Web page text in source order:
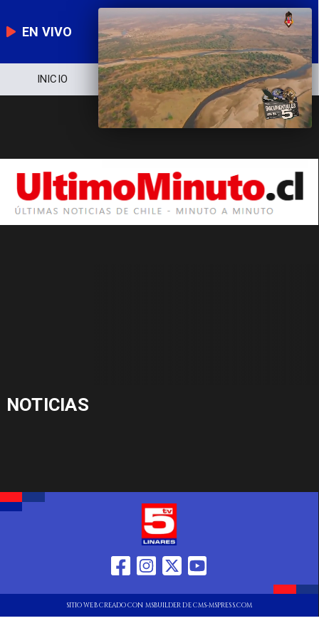
EN VIVO
INICIO NOTICIERO POLÍTICA
NOTICIAS
SITIO WEB CREADO CON MSBUILDER DE CMS-MSPRESS.COM